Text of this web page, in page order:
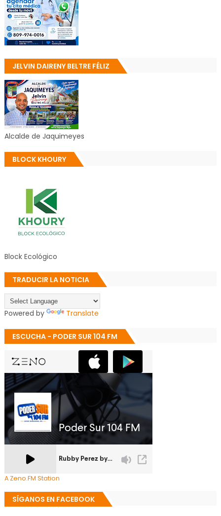
JELVIN DAIRENY BELTRE FÉLIZ
Alcalde de Jaquimeyes
BLOCK KHOURY
Block Ecológico
TRADUCIR LA NOTICIA
Powered by Translate
ESCUCHA - PODER SUR 104 FM
A Zeno.FM Station
SÍGANOS EN FACEBOOK